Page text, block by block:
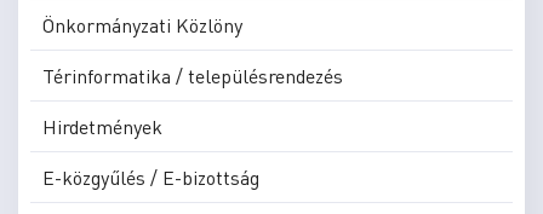
Önkormányzati Közlöny
Térinformatika / településrendezés
Hirdetmények
E-közgyűlés / E-bizottság